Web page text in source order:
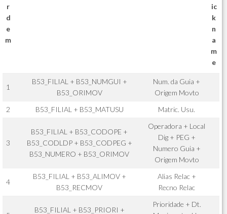
r
d
e
m
ic
k
n
a
m
e
1
B53_FILIAL + B53_NUMGUI +
B53_ORIMOV
Num. da Guia +
Origem Movto
2
B53_FILIAL + B53_MATUSU Matric. Usu.
3
B53_FILIAL + B53_CODOPE +
B53_CODLDP + B53_CODPEG +
B53_NUMERO + B53_ORIMOV
Operadora + Local
Dig + PEG +
Numero Guia +
Origem Movto
4
B53_FILIAL + B53_ALIMOV +
B53_RECMOV
Alias Relac +
Recno Relac
B53_FILIAL + B53_PRIORI +
Prioridade + Dt.